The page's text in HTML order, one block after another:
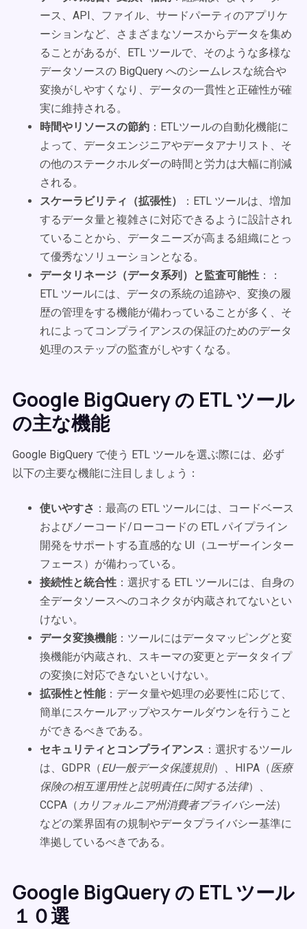
ース、API、ファイル、サードパーティのアプリケ
ーションなど、さまざまなソースからデータを集め
ることがあるが、ETL ツールで、そのような多様な
データソースの BigQuery へのシームレスな統合や
変換がしやすくなり、データの一貫性と正確性が確
実に維持される。
時間やリソースの節約 ：ETLツールの自動化機能に
よって、データエンジニアやデータアナリスト、そ
の他のステークホルダーの時間と労力は大幅に削減
される。
スケーラビリティ（拡張性）
：ETL ツールは、増加
するデータ量と複雑さに対応できるように設計され
ていることから、データニーズが高まる組織にとっ
て優秀なソリューションとなる。
データリネージ（データ系列）と監査可能性 ：：
ETL ツールには、データの系統の追跡や、変換の履
歴の管理をする機能が備わっていることが多く、そ
れによってコンプライアンスの保証のためのデータ
処理のステップの監査がしやすくなる。
Google BigQuery の ETL ツール
の主な機能
Google BigQuery で使う ETL ツールを選ぶ際には、必ず
以下の主要な機能に注目しましょう：
使いやすさ ：最高の ETL ツールには、コードベース
およびノーコード/ローコードの ETL パイプライン
開発をサポートする直感的な UI（ユーザーインター
フェース）が備わっている。
接続性と統合性 ：選択する ETL ツールには、自身の
全データソースへのコネクタが内蔵されてないとい
けない。
データ変換機能：ツールにはデータマッピングと変
換機能が内蔵され、スキーマの変更とデータタイプ
の変換に対応できないといけない。
拡張性と性能：データ量や処理の必要性に応じて、
簡単にスケールアップやスケールダウンを行うこと
ができるべきである。
セキュリティとコンプライアンス ：選択するツール
は、GDPR（EU一般データ保護規則）、HIPA（医療
保険の相互運用性と説明責任に関する法律）、
CCPA（ カリフォルニア州消費者プライバシー法）
などの業界固有の規制やデータプライバシー基準に
準拠しているべきである。
Google BigQuery の ETL ツール
１０選